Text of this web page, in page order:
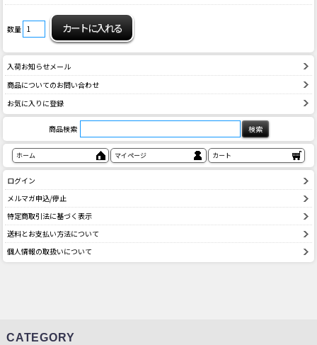
数量
入荷お知らせメール
商品についてのお問い合わせ
お気に入りに登録
商品検索
ホーム マイページ カート
ログイン
メルマガ申込/停止
特定商取引法に基づく表示
送料とお支払い方法について
個人情報の取扱いについて
CATEGORY